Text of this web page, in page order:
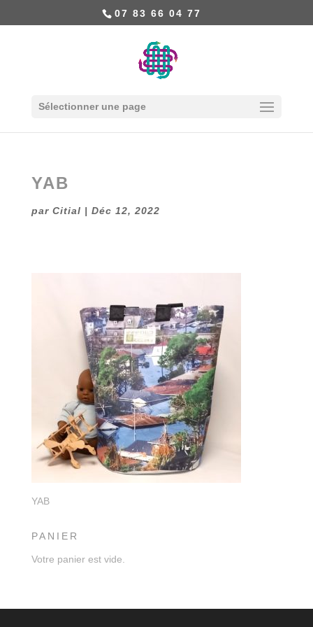
07 83 66 04 77
Sélectionner une page
YAB
par Citial | Déc 12, 2022
YAB
PANIER
Votre panier est vide.